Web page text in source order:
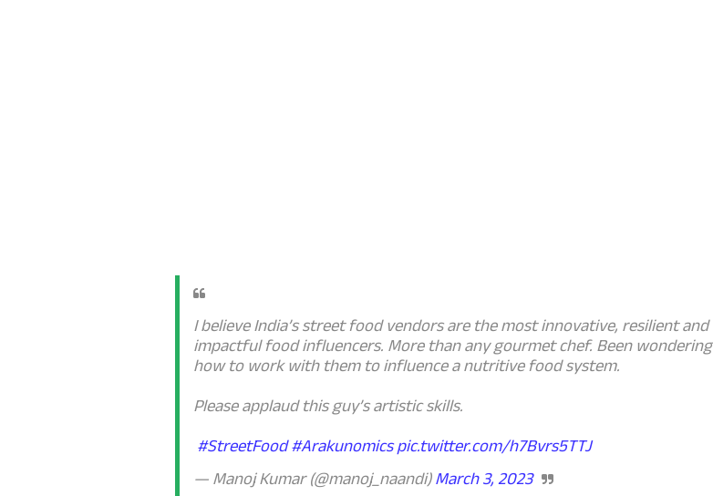
I believe India’s street food vendors are the most innovative, resilient and
impactful food influencers. More than any gourmet chef. Been wondering
how to work with them to influence a nutritive food system.
Please applaud this guy’s artistic skills.
#StreetFood#Arakunomicspic.twitter.com/h7Bvrs5TTJ
— Manoj Kumar (@manoj_naandi) March 3, 2023